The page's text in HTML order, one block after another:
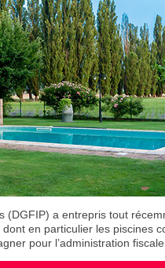
(DGFIP) a entrepris tout
en particulier les piscines
pour l’administration fiscale.